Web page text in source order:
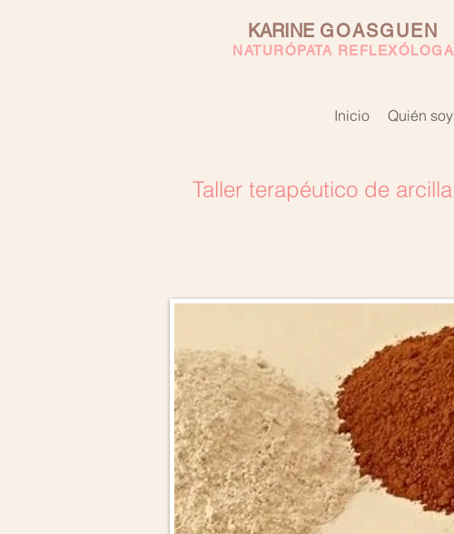
KARINE GOASGUEN
NATURÓPATA REFLEXÓLOGA
Inicio Quién soy
Taller terapéutico de arcilla